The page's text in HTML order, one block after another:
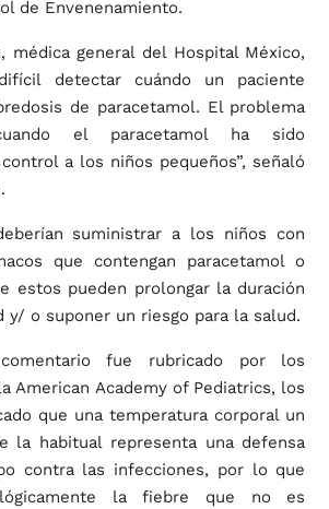
de Envenenamiento.
médica general del Hospital México,
detectar cuándo un paciente
de paracetamol. El problema
el paracetamol ha sido
a los niños pequeños”, señaló
suministrar a los niños con
que contengan paracetamol o
estos pueden prolongar la duración
y/ o suponer un riesgo para la salud.
fue rubricado por los
American Academy of Pediatrics, los
que una temperatura corporal un
la habitual representa una defensa
contra las infecciones, por lo que
la fiebre que no es